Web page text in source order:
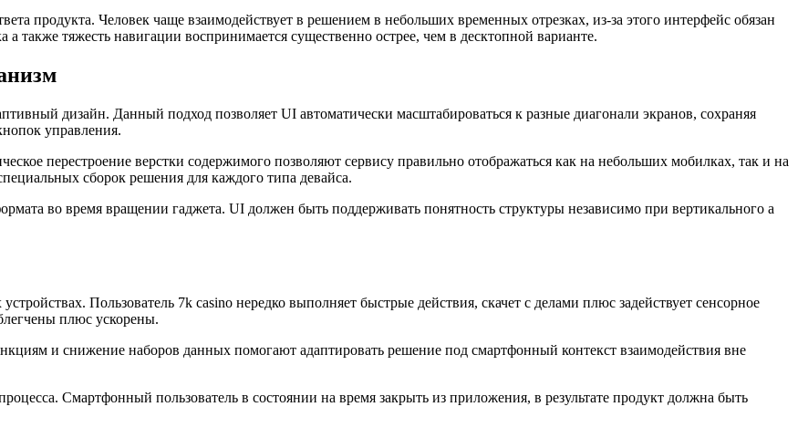
продукта. Человек чаще взаимодействует в решением в небольших временных отрезках, из-за этого интерфейс обязан
также тяжесть навигации воспринимается существенно острее, чем в десктопной варианте.
дизайн. Данный подход позволяет UI автоматически масштабироваться к разные диагонали экранов, сохраняя
управления.
перестроение верстки содержимого позволяют сервису правильно отображаться как на небольших мобилках, так и на
сборок решения для каждого типа девайса.
во время вращении гаджета. UI должен быть поддерживать понятность структуры независимо при вертикального а
Пользователь 7k casino нередко выполняет быстрые действия, скачет с делами плюс задействует сенсорное
плюс ускорены.
и снижение наборов данных помогают адаптировать решение под смартфонный контекст взаимодействия вне
Смартфонный пользователь в состоянии на время закрыть из приложения, в результате продукт должна быть